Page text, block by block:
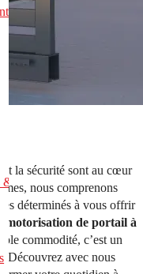
et la sécurité sont au cœur
nous comprenons
déterminés à vous offrir
motorisation de portail à
commodité, c’est un
Découvrez avec nous
et